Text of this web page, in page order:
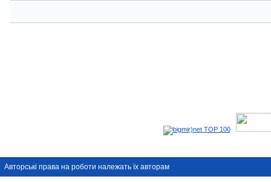
Авторськi права на роботи належать їх авторам